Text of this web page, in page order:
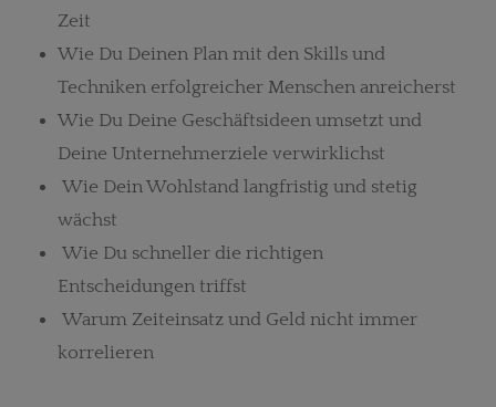
Zeit
Wie Du Deinen Plan mit den Skills und
Techniken erfolgreicher Menschen anreicherst
Wie Du Deine Geschäftsideen umsetzt und
Deine Unternehmerziele verwirklichst
Wie Dein Wohlstand langfristig und stetig
wächst
Wie Du schneller die richtigen
Entscheidungen triffst
Warum Zeiteinsatz und Geld nicht immer
korrelieren